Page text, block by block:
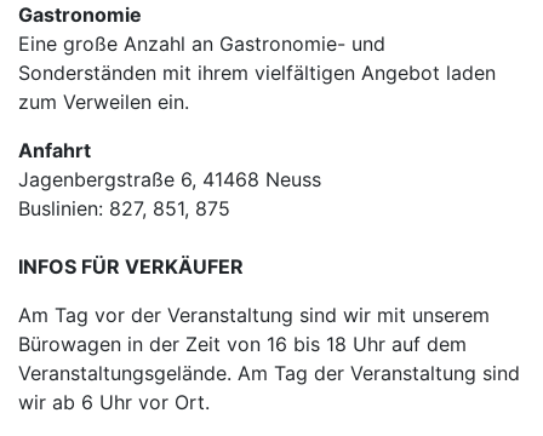
Gastronomie
Eine große Anzahl an Gastronomie- und
Sonderständen mit ihrem vielfältigen Angebot laden
zum Verweilen ein.
Anfahrt
Jagenbergstraße 6, 41468 Neuss
Buslinien: 827, 851, 875
INFOS FÜR VERKÄUFER
Am Tag vor der Veranstaltung sind wir mit unserem
Bürowagen in der Zeit von 16 bis 18 Uhr auf dem
Veranstaltungsgelände. Am Tag der Veranstaltung sind
wir ab 6 Uhr vor Ort.